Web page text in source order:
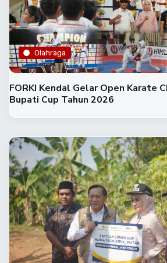
Olahraga
FORKI Kendal Gelar Open Karate
Bupati Cup Tahun 2026